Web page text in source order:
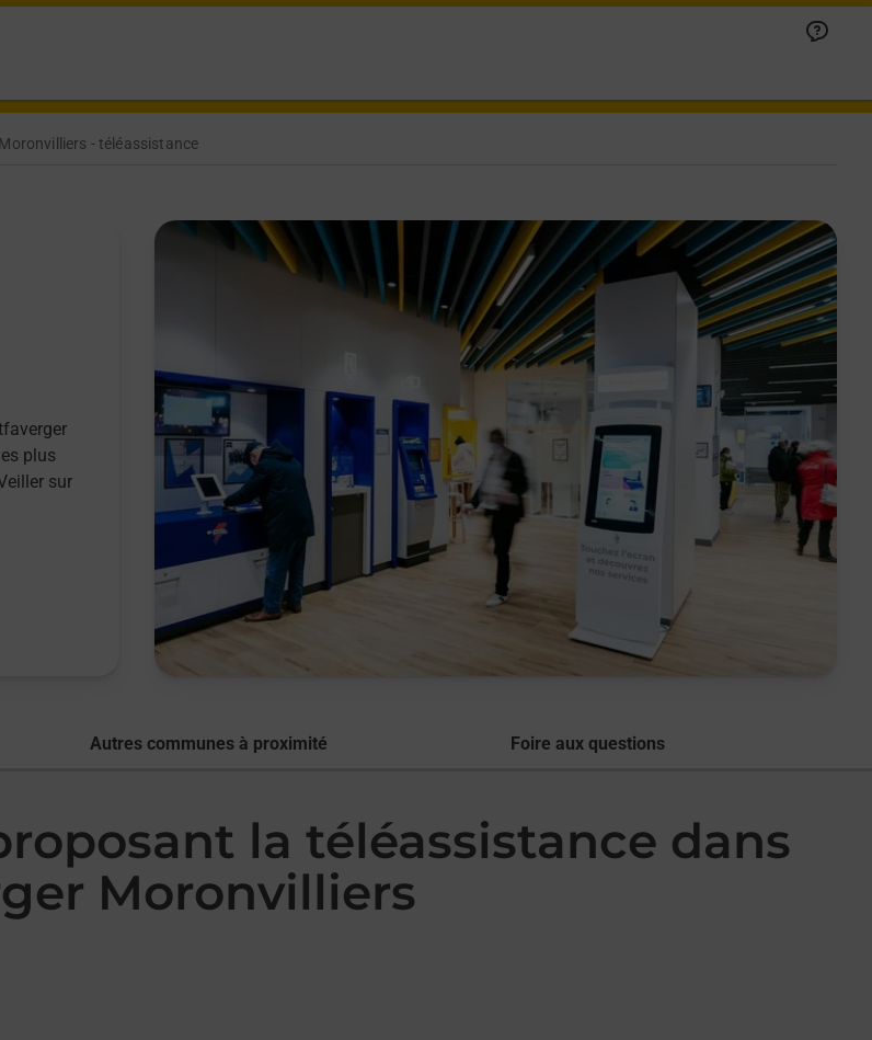
- téléassistance
plus
sur
Autres communes à proximité Foire aux questions
la téléassistance dans
Moronvilliers